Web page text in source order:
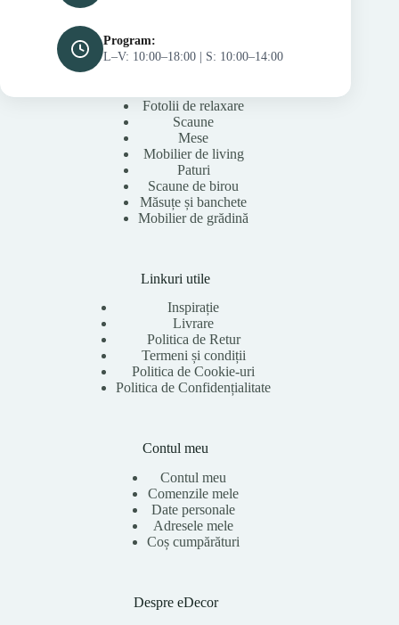
Program:
L–V: 10:00–18:00 | S: 10:00–14:00
Fotolii de relaxare
Scaune
Mese
Mobilier de living
Paturi
Scaune de birou
Măsuțe și banchete
Mobilier de grădină
Linkuri utile
Inspirație
Livrare
Politica de Retur
Termeni și condiții
Politica de Cookie-uri
Politica de Confidențialitate
Contul meu
Contul meu
Comenzile mele
Date personale
Adresele mele
Coș cumpărături
Despre eDecor